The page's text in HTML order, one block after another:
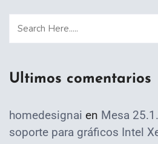
Ultimos comentarios
homedesignai en Mesa
soporte para gráficos Intel